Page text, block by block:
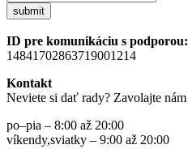
submit
ID pre komunikáciu s podporou:
14841702863719001214
Kontakt
Neviete si dať rady? Zavolajte nám
po–pia – 8:00 až 20:00
víkendy,sviatky – 9:00 až 20:00